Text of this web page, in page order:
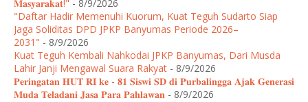
𝐌𝐚𝐬𝐲𝐚𝐫𝐚𝐤𝐚𝐭!" - 8/9/2026
"Daftar Hadir Memenuhi Kuorum, Kuat Teguh Sudarto Siap
Jaga Soliditas DPD JPKP Banyumas Periode 2026–
2031" - 8/9/2026
Kuat Teguh Kembali Nahkodai JPKP Banyumas, Dari Musda
Lahir Janji Mengawal Suara Rakyat - 8/9/2026
𝐏𝐞𝐫𝐢𝐧𝐠𝐚𝐭𝐚𝐧 𝐇𝐔𝐓 𝐑𝐈 𝐤𝐞 - 𝟖𝟏 𝐒𝐢𝐬𝐰𝐢 𝐒𝐃 𝐝𝐢 𝐏𝐮𝐫𝐛𝐚𝐥𝐢𝐧𝐠𝐠𝐚 𝐀𝐣𝐚𝐤 𝐆𝐞𝐧𝐞𝐫𝐚𝐬𝐢
𝐌𝐮𝐝𝐚 𝐓𝐞𝐥𝐚𝐝𝐚𝐧𝐢 𝐉𝐚𝐬𝐚 𝐏𝐚𝐫𝐚 𝐏𝐚𝐡𝐥𝐚𝐰𝐚𝐧 - 8/9/2026